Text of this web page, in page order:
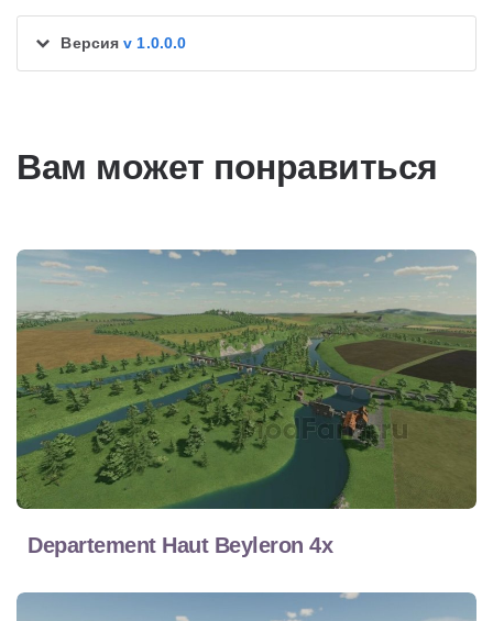
Версияv 1.0.0.0
Вам может понравиться
Departement Haut Beyleron 4x